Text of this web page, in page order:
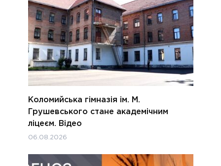
Коломийська гімназія ім. М.
Грушевського стане академічним
ліцеєм. Відео
06.08.2026